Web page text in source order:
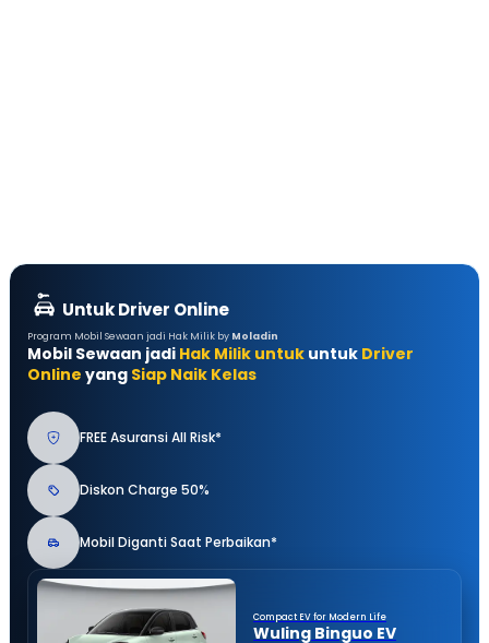
Untuk Driver Online
Program Mobil Sewaan jadi Hak Milik by Moladin
Mobil Sewaan jadi Hak Milik untuk untuk Driver
Online yang Siap Naik Kelas
FREE Asuransi All Risk*
Diskon Charge 50%
Mobil Diganti Saat Perbaikan*
Compact EV for Modern Life
Wuling Binguo EV